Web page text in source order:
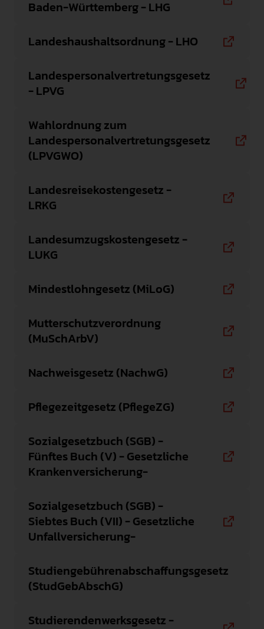
Baden-Württemberg - LHG
Landeshaushaltsordnung - LHO
Landespersonalvertretungsgesetz
- LPVG
Wahlordnung zum
Landespersonalvertretungsgesetz
(LPVGWO)
Landesreisekostengesetz -
LRKG
Landesumzugskostengesetz -
LUKG
Mindestlohngesetz (MiLoG)
Mutterschutzverordnung
(MuSchArbV)
Nachweisgesetz (NachwG)
Pflegezeitgesetz (PflegeZG)
Sozialgesetzbuch (SGB) -
Fünftes Buch (V) - Gesetzliche
Krankenversicherung-
Sozialgesetzbuch (SGB) -
Siebtes Buch (VII) - Gesetzliche
Unfallversicherung-
Studiengebührenabschaffungsgesetz
(StudGebAbschG)
Studierendenwerksgesetz -